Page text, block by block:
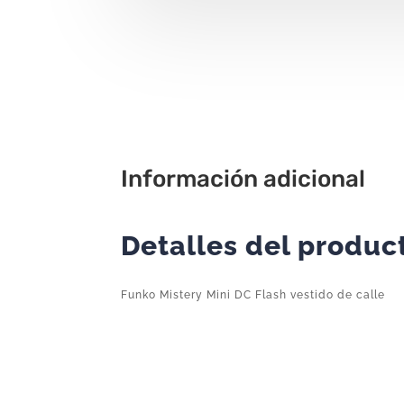
Información adicional
Detalles del
Funko Mistery Mini DC Flash vestido de calle